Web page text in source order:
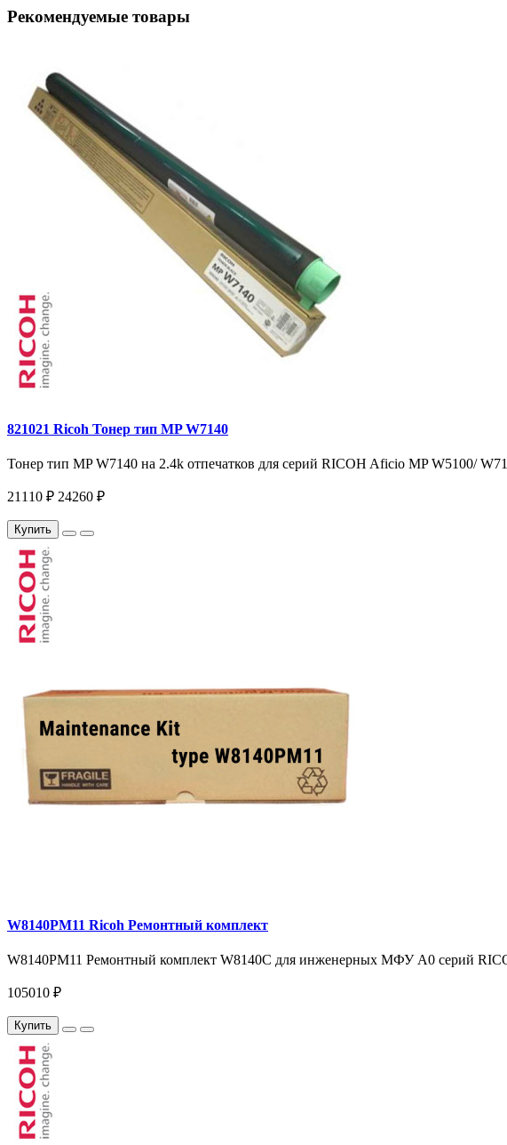
Рекомендуемые товары
821021 Ricoh Тонер тип MP W7140
Тонер тип MP W7140 на 2.4k отпечатков для серий RICOH Aficio MP W5100/
21110 ₽ 24260 ₽
Купить
W8140PM11 Ricoh Ремонтный комплект
W8140PM11 Ремонтный комплект W8140C для инженерных МФУ A0 серий
105010 ₽
Купить